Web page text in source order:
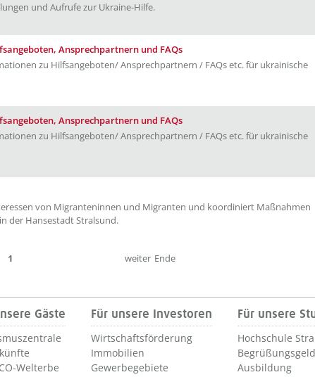
und Aufrufe zur Ukraine-Hilfe.
Ansprechpartnern und FAQs
zu Hilfsangeboten/ Ansprechpartnern / FAQs etc. für ukrainische
Ansprechpartnern und FAQs
zu Hilfsangeboten/ Ansprechpartnern / FAQs etc. für ukrainische
von Migranteninnen und Migranten und koordiniert Maßnahmen
der Hansestadt Stralsund.
1 weiter Ende
Gäste
Welterbe
Für unsere Investoren
Wirtschaftsförderung
Immobilien
Gewerbegebiete
Für unsere
Hochschule
Begrüßungsgeld
Ausbildung